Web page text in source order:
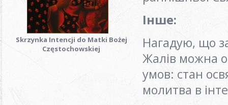
Skrzynka Intencji do Matki Bożej
Częstochowskiej
Інше:
Нагадую, що
Жалів можна
умов: стан
молитва в